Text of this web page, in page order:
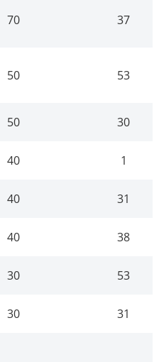
70 37
50 53
50 30
40 1
40 31
40 38
30 53
30 31